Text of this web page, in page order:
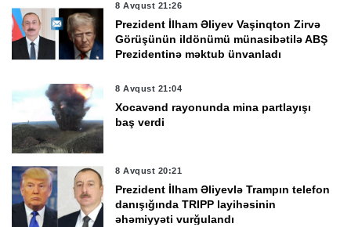
8 Avqust 21:26
Prezident İlham Əliyev Vaşinqton Zirvə
Görüşünün ildönümü münasibətilə ABŞ
Prezidentinə məktub ünvanladı
8 Avqust 21:04
Xocavənd rayonunda mina partlayışı
baş verdi
8 Avqust 20:21
Prezident İlham Əliyevlə Trampın telefon
danışığında TRIPP layihəsinin
əhəmiyyəti vurğulandı